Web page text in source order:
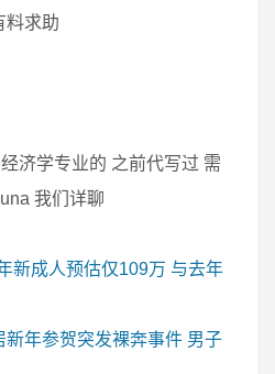
料求助
济学专业的 之前代写过 需
我们详聊
新成人预估仅109万 与去年
新年参贺突发裸奔事件 男子